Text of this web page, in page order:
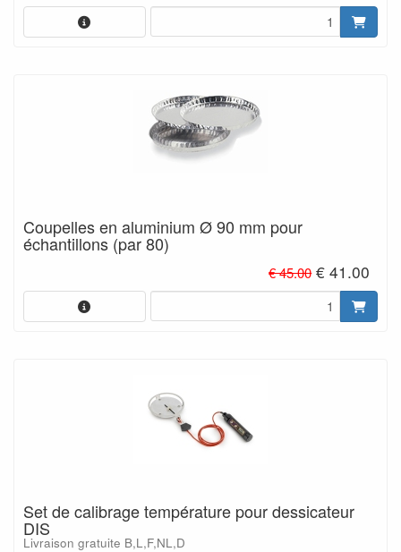
Coupelles en aluminium Ø 90 mm pour
échantillons (par 80)
€ 45.00€ 41.00
Set de calibrage température pour dessicateur
DIS
Livraison gratuite B,L,F,NL,D